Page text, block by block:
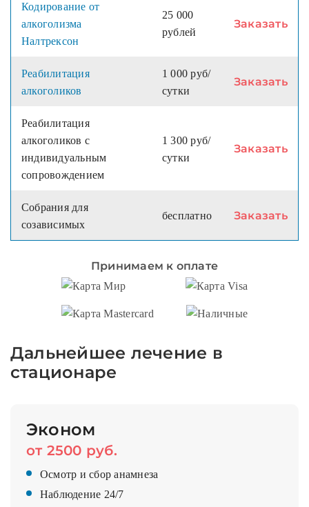
Кодирование от
алкоголизма
Налтрексон
25 000
рублей
Заказать
Реабилитация
алкоголиков
1 000 руб/
сутки
Заказать
Реабилитация
алкоголиков с
индивидуальным
сопровождением
1 300 руб/
сутки
Заказать
Собрания для
созависимых
бесплатно Заказать
Принимаем к оплате
Дальнейшее лечение в
стационаре
Эконом
от 2500 руб.
Осмотр и сбор анамнеза
Наблюдение 24/7